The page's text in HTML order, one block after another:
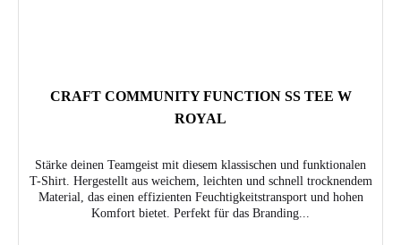
CRAFT COMMUNITY FUNCTION SS TEE W
ROYAL
Stärke deinen Teamgeist mit diesem klassischen und funktionalen
T-Shirt. Hergestellt aus weichem, leichten und schnell trocknendem
Material, das einen effizienten Feuchtigkeitstransport und hohen
Komfort bietet. Perfekt für das Branding...